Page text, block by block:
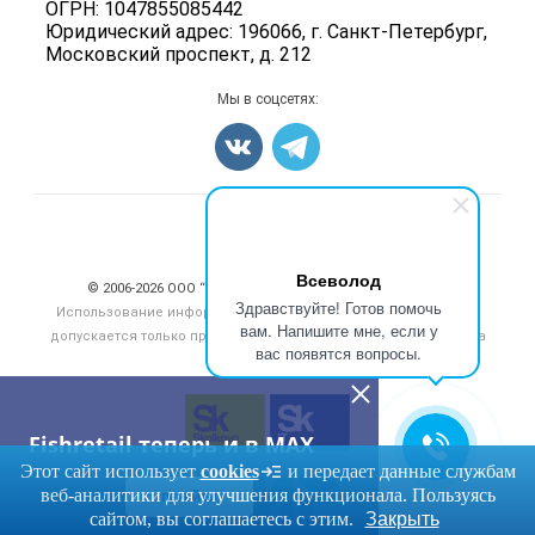
Всеволод
Здравствуйте! Готов помочь
вам. Напишите мне, если у
вас появятся вопросы.
Fishretail теперь и в MAX
ПЕРЕЙТИ
ОГРН: 1047855085442
Юридический адрес: 196066, г. Санкт-Петербург,
Московский проспект, д. 212
Вакансии
Блог
Полуфабрикаты
Консервы
Карта объявлений
Мы в соцсетях:
© 2006‑2026 ООО “Инлайн”. 12+ Все права защищены.
Использование информации, размещенной на данном сайте,
допускается только при размещении активной гиперссылки на
fishretail.ru
Этот сайт использует cookies
и передает данные службам
веб-аналитики для улучшения функционала. Пользуясь
сайтом, вы соглашаетесь с этим.
Закрыть